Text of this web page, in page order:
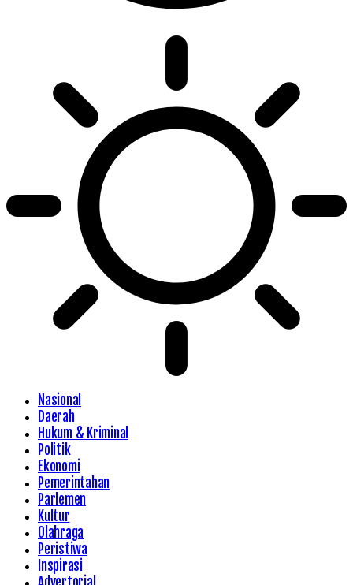
Nasional
Daerah
Hukum & Kriminal
Politik
Ekonomi
Pemerintahan
Parlemen
Kultur
Olahraga
Peristiwa
Inspirasi